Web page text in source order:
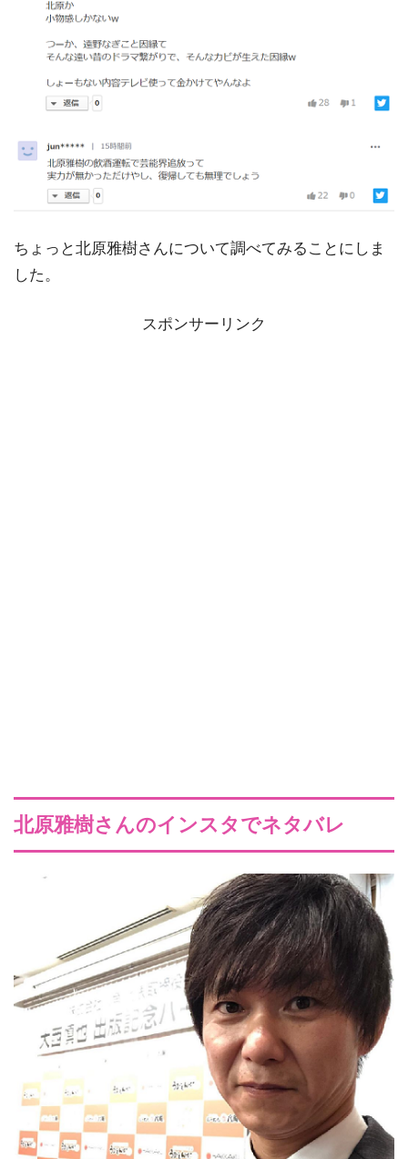
ちょっと北原雅樹さんについて調べてみることにしま
した。
スポンサーリンク
北原雅樹さんのインスタでネタバレ